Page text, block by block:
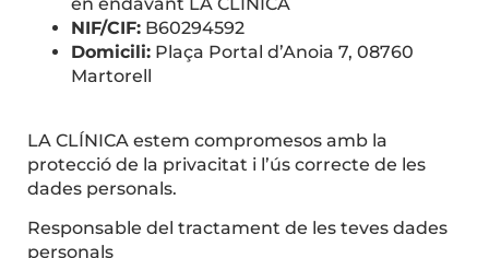
NIF/CIF: B60294592
Domicili: Plaça Portal d’Anoia 7, 08760
Martorell
LA CLÍNICA estem compromesos amb la
protecció de la privacitat i l’ús correcte de les
dades personals.
Responsable del tractament de les teves dades
personals